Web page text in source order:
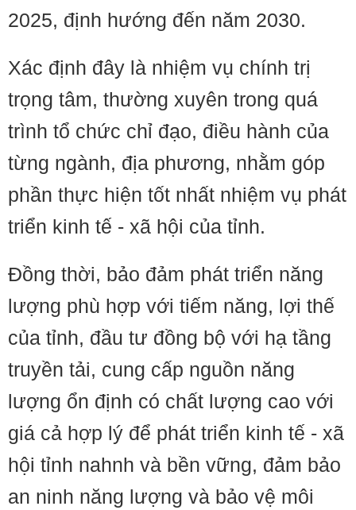
2025, định hướng đến năm 2030.
Xác định đây là nhiệm vụ chính trị
trọng tâm, thường xuyên trong quá
trình tổ chức chỉ đạo, điều hành của
từng ngành, địa phương, nhằm góp
phần thực hiện tốt nhất nhiệm vụ phát
triển kinh tế - xã hội của tỉnh.
Đồng thời, bảo đảm phát triển năng
lượng phù hợp với tiếm năng, lợi thế
của tỉnh, đầu tư đồng bộ với hạ tầng
truyền tải, cung cấp nguồn năng
lượng ổn định có chất lượng cao với
giá cả hợp lý để phát triển kinh tế - xã
hội tỉnh nahnh và bền vững, đảm bảo
an ninh năng lượng và bảo vệ môi